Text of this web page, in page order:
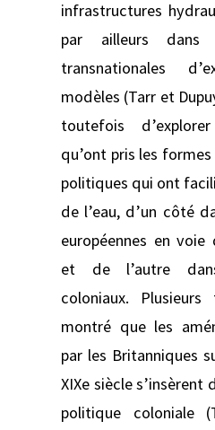
infrastructures
par ailleurs dans
transnationales
modèles (Tarr et
toutefois
qu’ont pris les
politiques qui ont
de l’eau, d’un côté
européennes en voie
et de l’autre
coloniaux.
montré que les
par les Britanniques
XIXe siècle s’insèrent
politique coloniale